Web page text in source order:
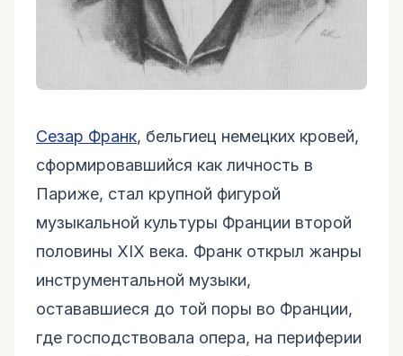
Сезар Франк, бельгиец немецких кровей,
сформировавшийся как личность в
Париже, стал крупной фигурой
музыкальной культуры Франции второй
половины XIX века. Франк открыл жанры
инструментальной музыки,
остававшиеся до той поры во Франции,
где господствовала опера, на периферии